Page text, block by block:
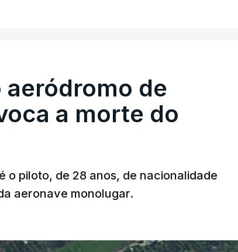
de
a morte do
o piloto, de 28 anos, de nacionalidade
aeronave monolugar.